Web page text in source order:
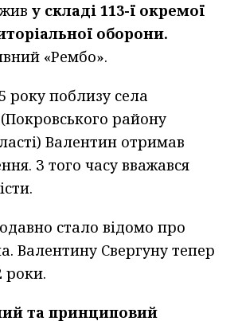
у складі 113-ї окремої
оборони.
«Рембо».
року поблизу села
району
Валентин отримав
З того часу вважався
стало відомо про
Валентину Свергуну тепер
роки.
та принциповий